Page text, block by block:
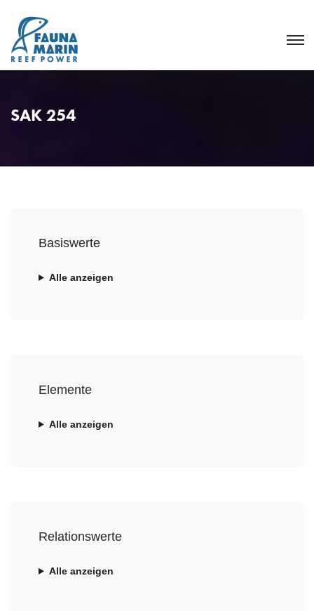
SAK 254
Basiswerte
Alle anzeigen
Elemente
Alle anzeigen
Relationswerte
Alle anzeigen